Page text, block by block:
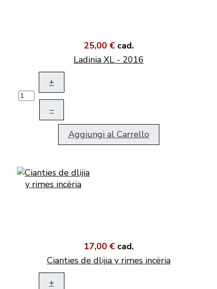
25,00 € cad.
Ladinia XL - 2016
+
–
Aggiungi al Carrello
17,00 € cad.
Cianties de dlijia y rimes incëria
+